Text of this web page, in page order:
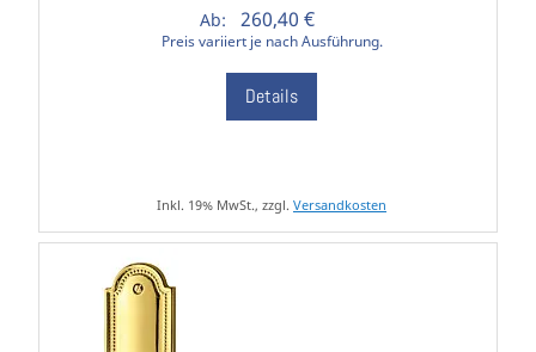
Ab: 260,40 €
Preis variiert je nach Ausführung.
Details
Inkl. 19% MwSt., zzgl. Versandkosten